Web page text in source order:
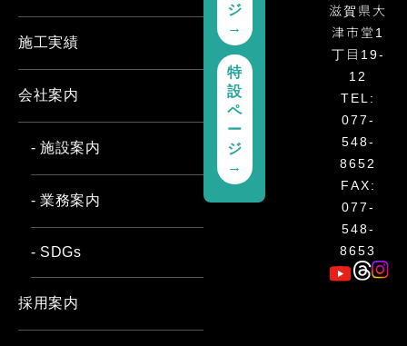
滋賀県大
津市堂1
丁目19-
12
TEL:
077-
548-
8652
FAX:
077-
548-
8653
ジ
→
特
設
ペ
ー
ジ
→
施工実績
会社案内
- 施設案内
- 業務案内
- SDGs
採用案内